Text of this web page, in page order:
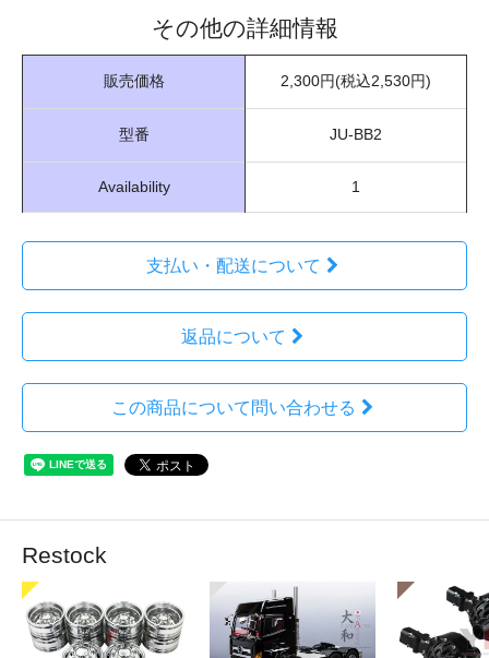
その他の詳細情報
販売価格 2,300円(税込2,530円)
型番 JU-BB2
Availability 1
支払い・配送について
返品について
この商品について問い合わせる
Restock